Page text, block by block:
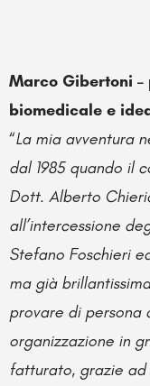
Marco Gibertoni
biomedicale e
“La mia avventura
dal 1985 quando il
Dott. Alberto
all’intercessione
Stefano Foschieri
ma già
provare di persona
organizzazione in
fatturato, grazie ad